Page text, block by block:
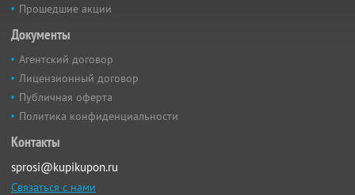
Прошедшие акции
Документы
Агентский договор
Лицензионный договор
Публичная оферта
Политика конфиденциальности
Контакты
sprosi@kupikupon.ru
Связаться с нами